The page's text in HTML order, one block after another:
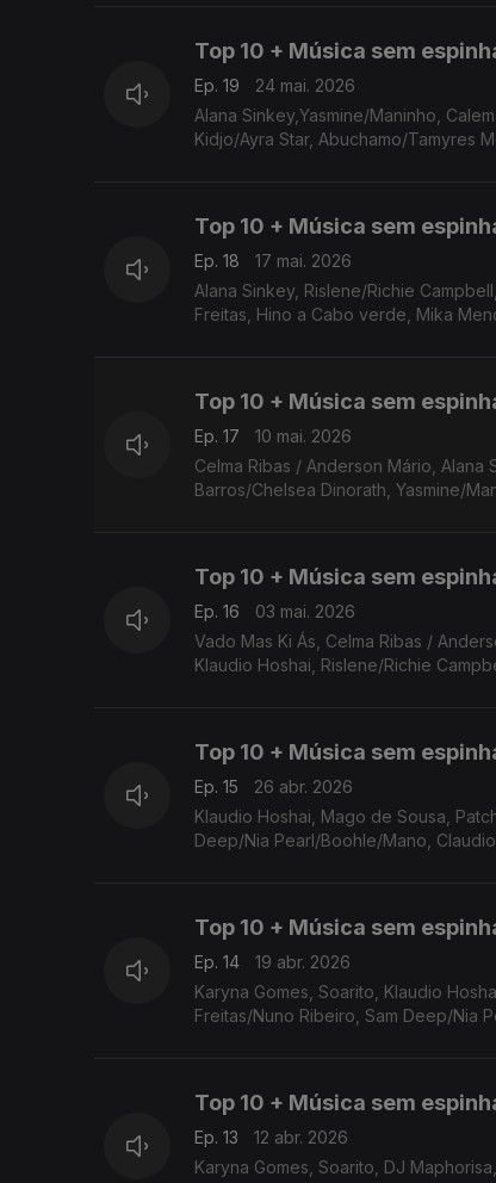
Top 10 + Música sem
Ep. 19
24 mai. 2026
Alana Sinkey,Yasmine/Maninho,
Kidjo/Ayra Star, Abuchamo/Tamyres
Top 10 + Música sem
Ep. 18
17 mai. 2026
Alana Sinkey, Rislene/Richie Campbell, Irirna Barros/Chelsea Dinorath, Yasmine/Maninho, Calema, Gil Semedo, Nelson
Freitas, Hino a Cabo verde, Mika
Top 10 + Música sem
Ep. 17
10 mai. 2026
Celma Ribas / Anderson Mário, Alana Sinkey, Karyna Gomes / Mikas Cabral, Rislene/Richie Campbell, Sam Deep, Irirna
Barros/Chelsea Dinorath, Yasmine/
Top 10 + Música sem
Ep. 16
03 mai. 2026
Vado Mas Ki Ás, Celma Ribas /
Klaudio Hoshai, Rislene/Richie
Top 10 + Música sem
Ep. 15
26 abr. 2026
Klaudio Hoshai, Mago de Sousa, Patche di RIma, Irina Barros/Chelsea Dinorath, Nelson Freitas/Nuno Ribeiro, Sam
Deep/Nia Pearl/Boohle/Mano,
Top 10 + Música sem
Ep. 14
19 abr. 2026
Karyna Gomes, Soarito, Klaudio Hoshai, Mago de Sousa, Patche di RIma, Irina Barros/Chelsea Dinorath, Calema, Nelson
Freitas/Nuno Ribeiro, Sam Deep/Nia
Top 10 + Música sem
Ep. 13
12 abr. 2026
Karyna Gomes, Soarito, DJ